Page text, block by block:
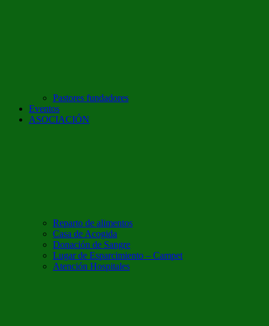
Pastores fundadores
Eventos
ASOCIACIÓN
Reparto de alimentos
Casa de Acogida
Donación de Sangre
Lugar de Esparcimiento – Campet
Atención Hospitales